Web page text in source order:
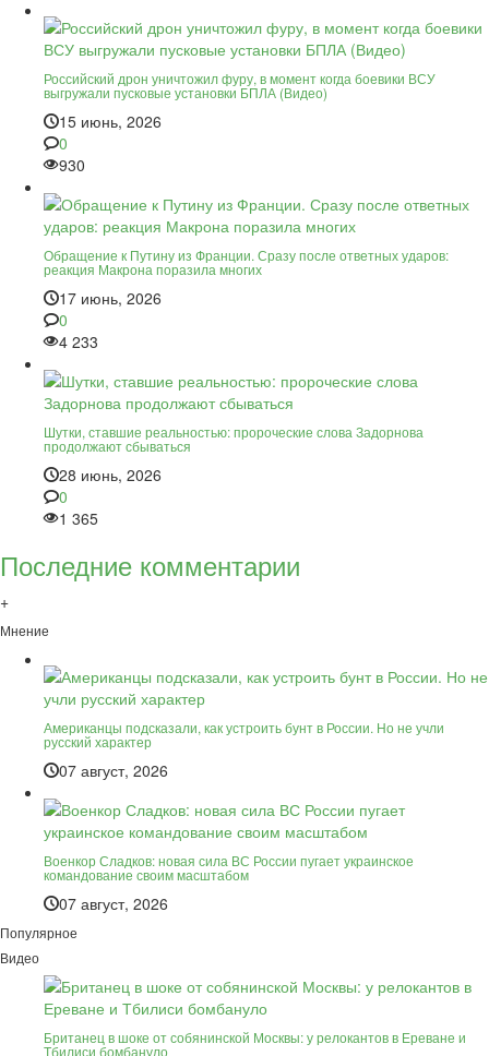
Российский дрон уничтожил фуру, в момент когда боевики ВСУ
выгружали пусковые установки БПЛА (Видео)
15 июнь, 2026
0
930
Обращение к Путину из Франции. Сразу после ответных ударов:
реакция Макрона поразила многих
17 июнь, 2026
0
4 233
Шутки, ставшие реальностью: пророческие слова Задорнова
продолжают сбываться
28 июнь, 2026
0
1 365
Последние комментарии
+
Мнение
Американцы подсказали, как устроить бунт в России. Но не учли
русский характер
07 август, 2026
Военкор Сладков: новая сила ВС России пугает украинское
командование своим масштабом
07 август, 2026
Популярное
Видео
Британец в шоке от собянинской Москвы: у релокантов в Ереване и
Тбилиси бомбануло